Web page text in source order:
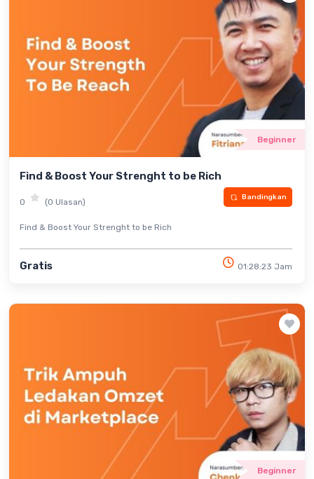
Beginner
Find & Boost Your Strenght to be Rich
0 (0 Ulasan) Bandingkan
Find & Boost Your Strenght to be Rich
Gratis 01:28:23 Jam
Beginner